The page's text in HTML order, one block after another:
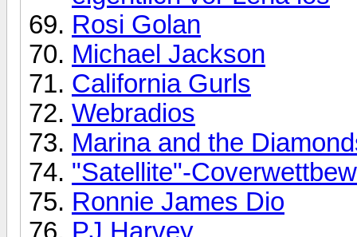
Rosi Golan
Michael Jackson
California Gurls
Webradios
Marina and the
"Satellite"-
Ronnie James Dio
PJ Harvey